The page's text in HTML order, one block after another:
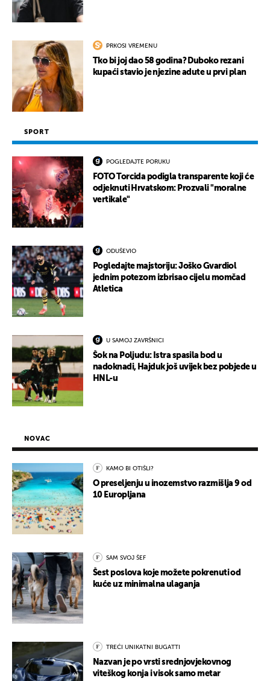
PRKOSI VREMENU
Tko bi joj dao 58 godina? Duboko rezani
kupaći stavio je njezine adute u prvi plan
SPORT
POGLEDAJTE PORUKU
FOTO Torcida podigla transparente koji će
odjeknuti Hrvatskom: Prozvali "moralne
vertikale"
ODUŠEVIO
Pogledajte majstoriju: Joško Gvardiol
jednim potezom izbrisao cijelu momčad
Atletica
U SAMOJ ZAVRŠNICI
Šok na Poljudu: Istra spasila bod u
nadoknadi, Hajduk još uvijek bez pobjede u
HNL-u
NOVAC
KAMO BI OTIŠLI?
O preseljenju u inozemstvo razmišlja 9 od
10 Europljana
SAM SVOJ ŠEF
Šest poslova koje možete pokrenuti od
kuće uz minimalna ulaganja
TREĆI UNIKATNI BUGATTI
Nazvan je po vrsti srednjovjekovnog
viteškog konja i visok samo metar